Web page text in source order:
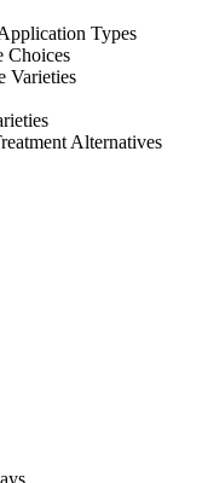
Types
Choices
Varieties
Alternatives